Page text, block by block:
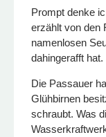
Prompt denke
erzählt von den
namenlosen
dahingerafft hat.
Die Passauer
Glühbirnen
schraubt. Was